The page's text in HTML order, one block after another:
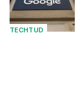
TECHTUD